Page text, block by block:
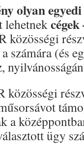
olyan
lehetnekcégek
közösségi
számára (és
közösségi
a
ügy